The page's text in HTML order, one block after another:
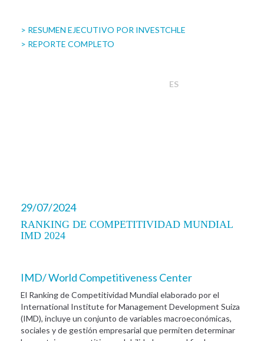
> RESUMEN EJECUTIVO POR INVESTCHLE
> REPORTE COMPLETO
ES
29/07/2024
RANKING DE COMPETITIVIDAD MUNDIAL
IMD 2024
IMD/ World Competitiveness Center
El Ranking de Competitividad Mundial elaborado por el
International Institute for Management Development Suiza
(IMD), incluye un conjunto de variables macroeconómicas,
sociales y de gestión empresarial que permiten determinar